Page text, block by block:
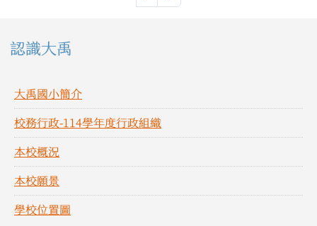
左邊區域內容
認識大禹
大禹國小簡介
校務行政-114學年度行政組織
本校概況
本校願景
學校位置圖